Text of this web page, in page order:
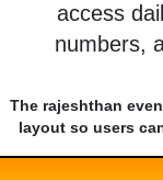
access
numbers,
The rajeshthan
layout so users